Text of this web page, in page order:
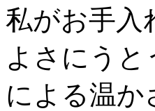
私がお手入
よさにう
による温か